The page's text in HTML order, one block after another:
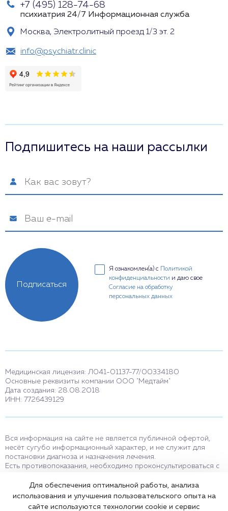
+7 (495) 128-74-68
психиатрия 24/7 Информационная служба
Москва, Электролитный проезд 1/3 эт. 2
info@psychiatr.clinic
Подпишитесь на наши рассылки
Я ознакомлен(а) с
Политикой
конфиденциальности и даю свое
Согласие на обработку
персональных данных
Подписаться
Медицинская лицензия: Л041-01137-77/00334180
Основные реквизиты компании ООО "Медтайм"
Дата создания: 28.08.2018
ИНН: 7726439129
Вся информация на сайте не является публичной офертой,
несёт сугубо информационный характер, и не служит для
постановки диагноза и назначения лечения.
Есть противопоказания, необходимо проконсультироваться с
мессенджерам и в соцсетях носят исключительно
информационный характер и не являются медицинскими
услугами.
Для обеспечения оптимальной работы, анализа
использования и улучшения пользовательского опыта на
сайте используются технологии cookie и сервис